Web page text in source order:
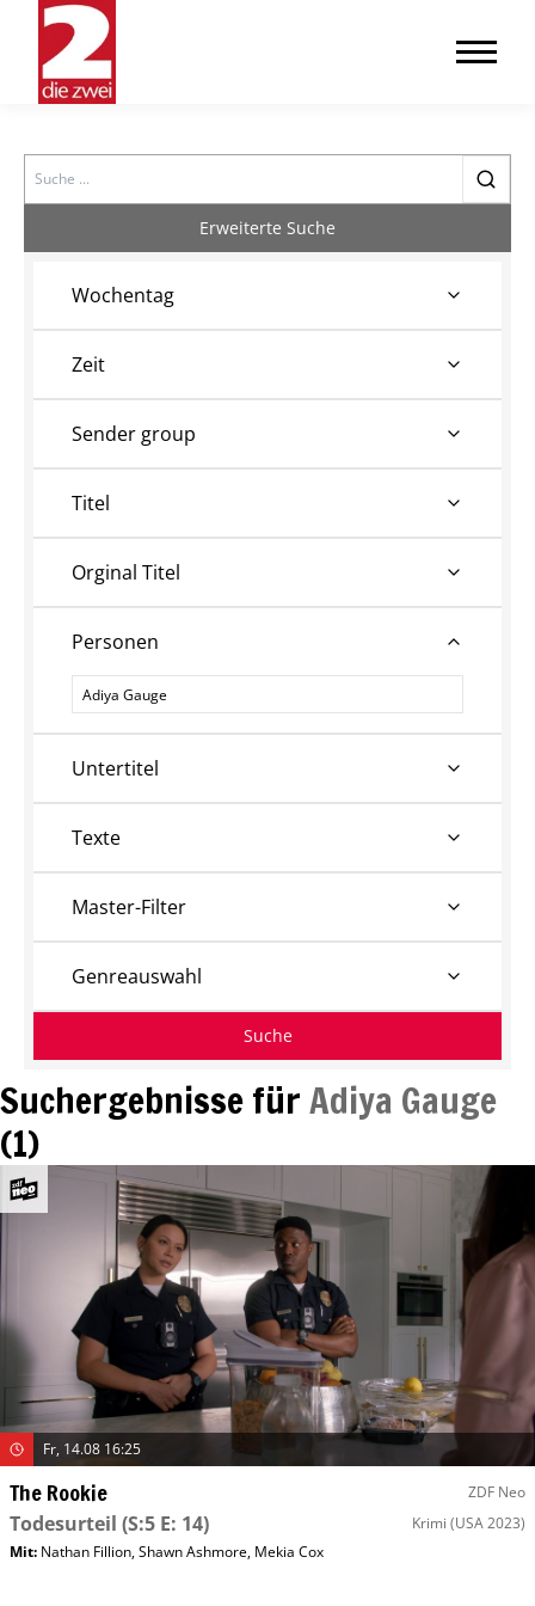
Search
Suchergebnisse fürAdiya Gauge
(1)
Fr, 14.08 16:25
The Rookie ZDF Neo
Todesurteil (S:5 E: 14) Krimi (USA 2023)
Mit: Nathan Fillion,Shawn Ashmore, Mekia Cox
Erweiterte Suche
Wochentag
Zeit
Sender group
Titel
Orginal Titel
Personen
Personen
Untertitel
Texte
Master-Filter
Genreauswahl
Suche